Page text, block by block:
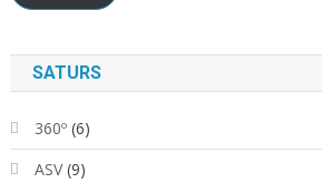
SATURS
360º(6)
ASV(9)